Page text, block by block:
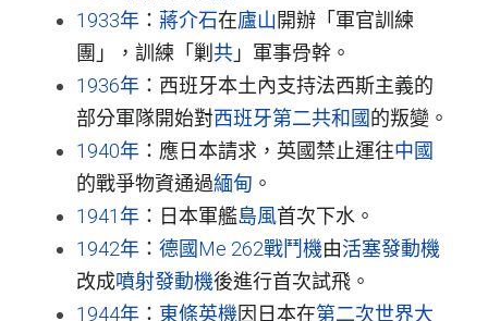
1933年 ： 蔣介石在廬山 開辦「軍官訓練
團」，訓練「剿共 」軍事骨幹。
1936年 ：西班牙本土內支持法西斯主義的
部分軍隊開始對西班牙第二共和國的叛變。
1940年 ：應日本請求，英國禁止運往中國
的戰爭物資通過緬甸 。
1941年 ：日本軍艦島風首次下水。
1942年 ： 德國Me 262戰鬥機由活塞發動機
改成噴射發動機後進行首次試飛。
1944年 ： 東條英機因日本在第二次世界大